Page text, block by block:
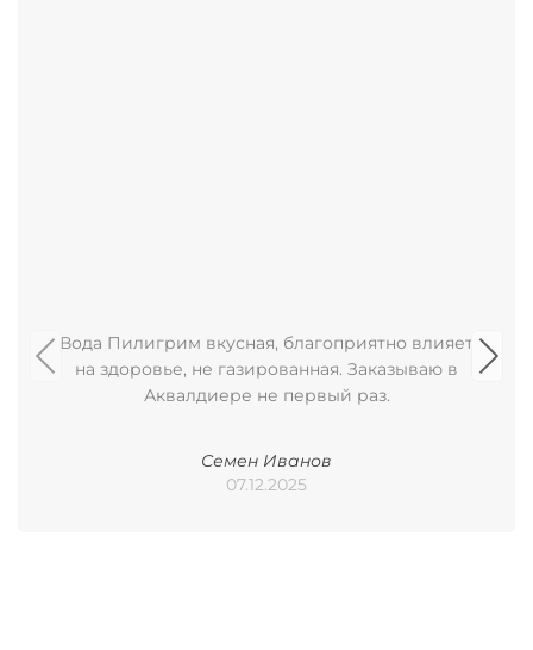
Вода Пилигрим вкусная, благоприятно влияет
на здоровье, не газированная. Заказываю в
Аквалдиере не первый раз.
Семен Иванов
07.12.2025